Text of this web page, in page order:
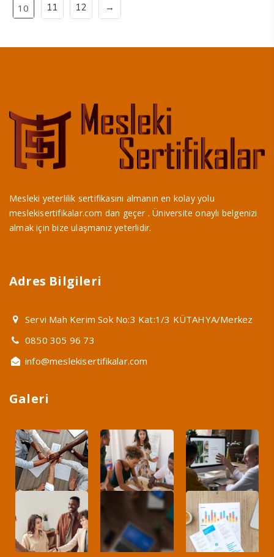
10 11 12 →
Mesleki yeterlilik sertifikasını almanın en kolay yolu
meslekisertifikalar.com dan geçer . Üniversite onaylı belgenizi
almak için bize ulaşmanız yeterlidir.
Adres Bilgileri
Servi Mah Kerim Sok No:3 Kat:1/3 KÜTAHYA/Merkez
0850 305 96 73
info@meslekisertifikalar.com
Galeri